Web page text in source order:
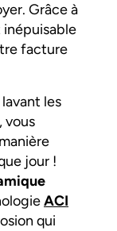
Grâce à
facture
les
vous
jour !
ACI
qui